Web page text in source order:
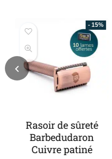
- 15%
Rasoir de sûreté
Barbedudaron
Cuivre patiné